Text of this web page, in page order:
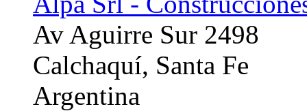
Av Aguirre Sur 2498
Calchaquí, Santa Fe
Argentina